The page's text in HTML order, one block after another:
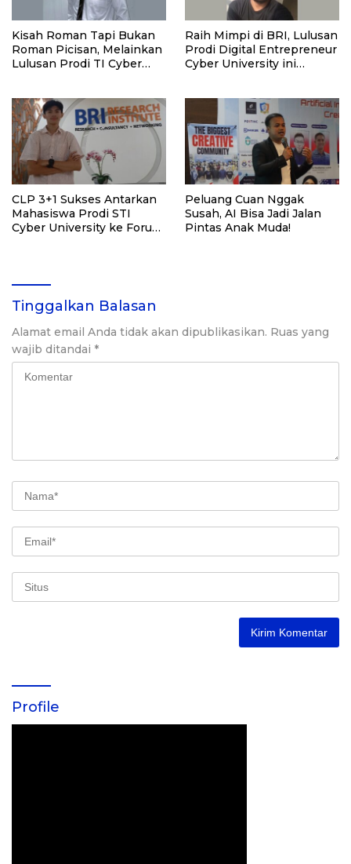
Kisah Roman Tapi Bukan
Roman Picisan, Melainkan
Lulusan Prodi TI Cyber
Raih Mimpi di BRI, Lulusan
Prodi Digital Entrepreneur
Cyber University ini
CLP 3+1 Sukses Antarkan
Mahasiswa Prodi STI
Cyber University ke Forum
Peluang Cuan Nggak
Susah, AI Bisa Jadi Jalan
Pintas Anak Muda!
Tinggalkan Balasan
Alamat email Anda tidak akan dipublikasikan. Ruas yang
wajib ditandai *
Profile